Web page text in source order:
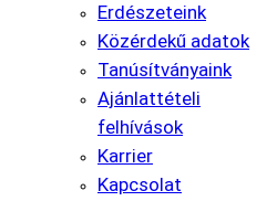
Erdészeteink
Közérdekű adatok
Tanúsítványaink
Ajánlattételi
felhívások
Karrier
Kapcsolat